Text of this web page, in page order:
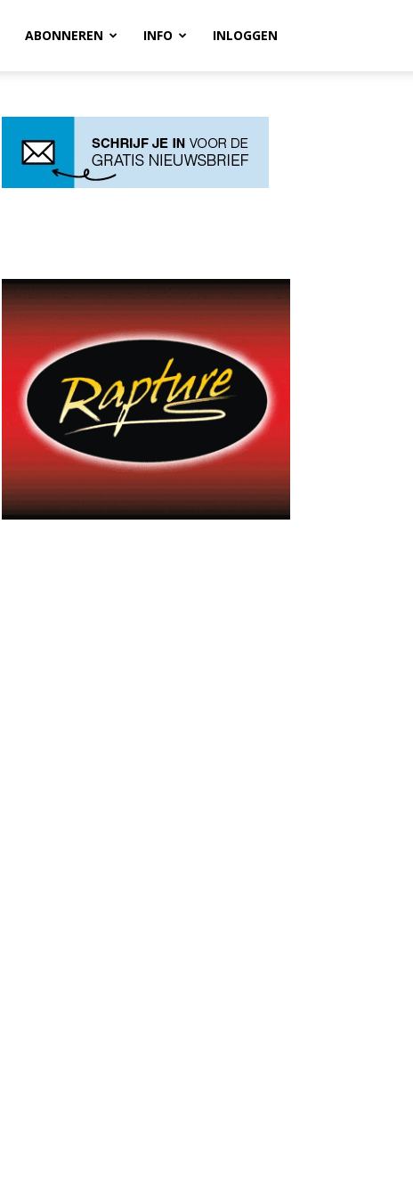
ABONNEREN INFO INLOGGEN